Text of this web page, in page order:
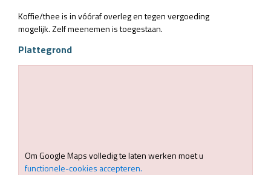
Koffie/thee is in vóóraf overleg en tegen vergoeding
mogelijk. Zelf meenemen is toegestaan.
Plattegrond
Om Google Maps volledig te laten werken moet u
functionele-cookies accepteren.